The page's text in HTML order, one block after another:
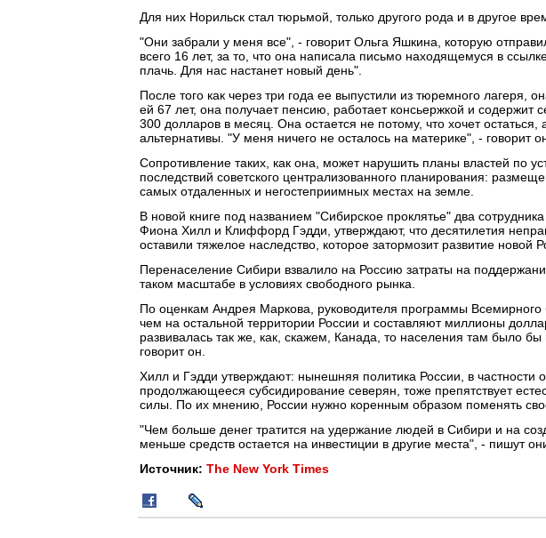
Для них Норильск стал тюрьмой, только другого рода и в другое
"Они забрали у меня все", - говорит Ольга Яшкина, которую
всего 16 лет, за то, что она написала письмо находящемуся в
плачь. Для нас настанет новый день".
После того как через три года ее выпустили из тюремного лагеря,
ей 67 лет, она получает пенсию, работает консьержкой и содержит
300 долларов в месяц. Она остается не потому, что хочет остаться,
альтернативы. "У меня ничего не осталось на материке", - говорит
Сопротивление таких, как она, может нарушить планы властей по
последствий советского централизованного планирования:
самых отдаленных и негостеприимных местах на земле.
В новой книге под названием "Сибирское проклятье" два
Фиона Хилл и Клиффорд Гэдди, утверждают, что десятилетия
оставили тяжелое наследство, которое затормозит развитие новой
Перенаселение Сибири взвалило на Россию затраты на
таком масштабе в условиях свободного рынка.
По оценкам Андрея Маркова, руководителя программы Всемирного
чем на остальной территории России и составляют миллионы
развивалась так же, как, скажем, Канада, то населения там было
говорит он.
Хилл и Гэдди утверждают: нынешняя политика России, в частности
продолжающееся субсидирование северян, тоже препятствует
силы. По их мнению, России нужно коренным образом поменять
"Чем больше денег тратится на удержание людей в Сибири и на
меньше средств остается на инвестиции в другие места", - пишут
Источник: The New York Times